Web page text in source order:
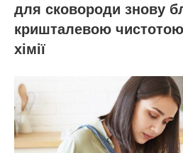
для сковороди знову
кришталевою
хімії